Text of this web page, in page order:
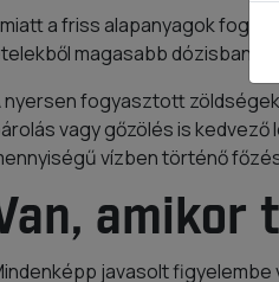
a friss alapanyagok
magasabb dózisban
nyersen fogyasztott
vagy gőzölés is
vízben történő
amikor
javasolt figyelembe